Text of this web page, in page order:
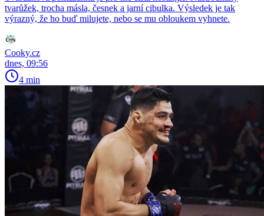
tvarůžek, trocha másla, česnek a jarní cibulka. Výsledek je tak
výrazný, že ho buď milujete, nebo se mu obloukem vyhnete.
Cooky.cz
dnes, 09:56
4 min